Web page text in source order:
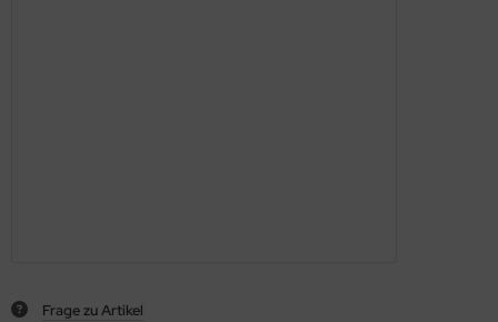
Frage zu Artikel